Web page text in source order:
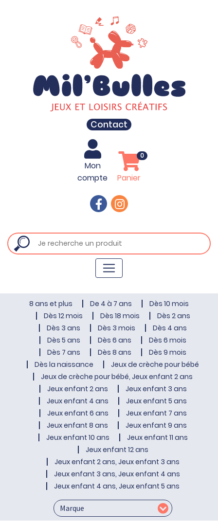
Contact
Mon
compte
Panier
0
8 ans et plus De 4 à 7 ans
Dès 10 mois
Dès 12 mois
Dès 18 mois
Dès 2 ans
Dès 3 ans
Dès 3 mois
Dès 4 ans
Dès 5 ans
Dès 6 ans
Dès 6 mois
Dès 7 ans
Dès 8 ans
Dès 9 mois
Dès la naissance
Jeux de crèche pour bébé
Jeux de crèche pour bébé, Jeux enfant 2 ans
Jeux enfant 2 ans
Jeux enfant 3 ans
Jeux enfant 4 ans
Jeux enfant 5 ans
Jeux enfant 6 ans
Jeux enfant 7 ans
Jeux enfant 8 ans
Jeux enfant 9 ans
Jeux enfant 10 ans
Jeux enfant 11 ans
Jeux enfant 12 ans
Jeux enfant 2 ans, Jeux enfant 3 ans
Jeux enfant 3 ans, Jeux enfant 4 ans
Jeux enfant 4 ans, Jeux enfant 5 ans